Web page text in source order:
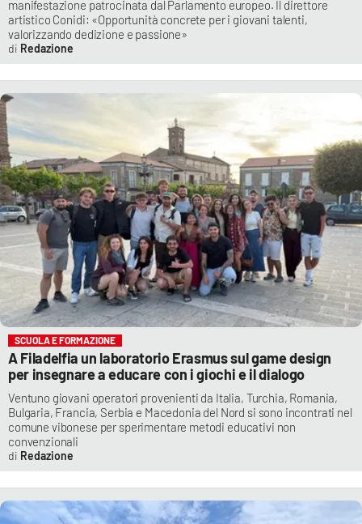
manifestazione patrocinata dal Parlamento europeo. Il direttore
artistico Conidi: «Opportunità concrete per i giovani talenti,
valorizzando dedizione e passione»
Redazione
SCUOLA E FORMAZIONE
A Filadelfia un laboratorio Erasmus sul game design
per insegnare a educare con i giochi e il dialogo
Ventuno giovani operatori provenienti da Italia, Turchia, Romania,
Bulgaria, Francia, Serbia e Macedonia del Nord si sono incontrati nel
comune vibonese per sperimentare metodi educativi non
convenzionali
Redazione